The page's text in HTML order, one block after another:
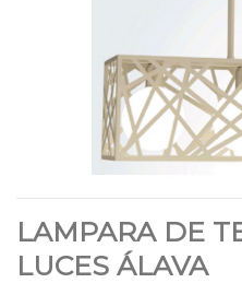
LAMPARA DE
LUCES ÁLAVA